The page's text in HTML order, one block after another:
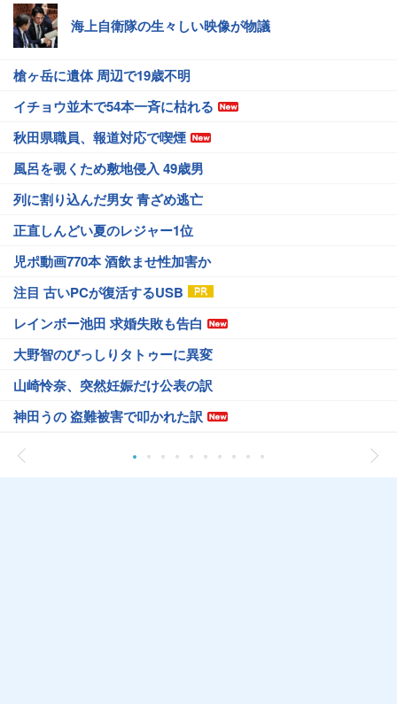
海上自衛隊の生々しい映像が物議
槍ヶ岳に遺体 周辺で19歳不明
イチョウ並木で54本一斉に枯れる
秋田県職員、報道対応で喫煙
風呂を覗くため敷地侵入 49歳男
列に割り込んだ男女 青ざめ逃亡
正直しんどい夏のレジャー1位
児ポ動画770本 酒飲ませ性加害か
注目 古いPCが復活するUSB
レインボー池田 求婚失敗も告白
大野智のびっしりタトゥーに異変
山崎怜奈、突然妊娠だけ公表の訳
神田うの 盗難被害で叩かれた訳